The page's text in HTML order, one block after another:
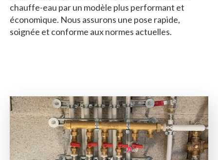
chauffe-eau par un modèle plus performant et
économique. Nous assurons une pose rapide,
soignée et conforme aux normes actuelles.